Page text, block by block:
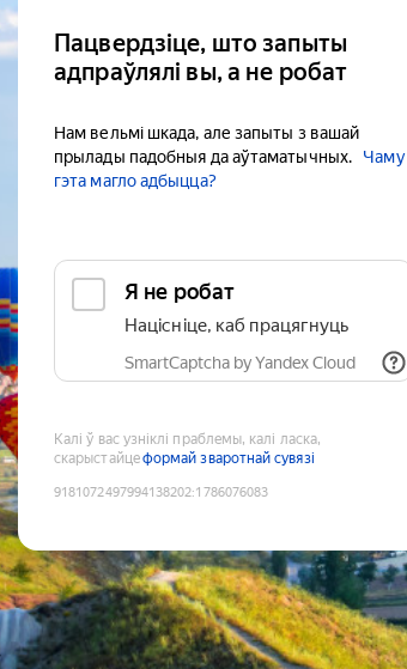
Пацвердзіце, што запыты
адпраўлялі вы, а не робат
Нам вельмі шкада, але запыты з вашай
прылады падобныя да аўтаматычных.
Чаму
гэта магло адбыцца?
Я не робат
Націсніце, каб працягнуць
SmartCaptcha by Yandex Cloud
Калі ў вас узніклі праблемы, калі ласка,
скарыстайцеформай зваротнай сувязі
9181072497994138202:1786076083